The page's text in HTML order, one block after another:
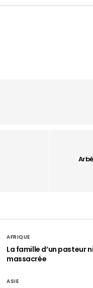
AFRIQUE
La famille d’un pasteur
massacrée
ASIE